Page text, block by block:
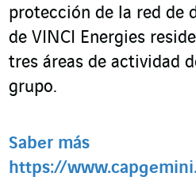
protección de la red de
de VINCI Energies
tres áreas de actividad
grupo.
Saber más
https://